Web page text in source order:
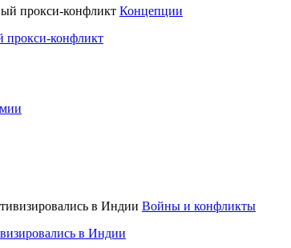
Концепции
прокси-конфликт
Войны и конфликты
в Индии